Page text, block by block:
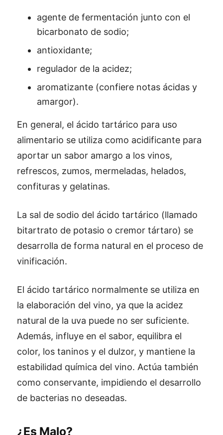
agente de fermentación junto con el
bicarbonato de sodio;
antioxidante;
regulador de la acidez;
aromatizante (confiere notas ácidas y
amargor).
En general, el ácido tartárico para uso
alimentario se utiliza como acidificante para
aportar un sabor amargo a los vinos,
refrescos, zumos, mermeladas, helados,
confituras y gelatinas.
La sal de sodio del ácido tartárico (llamado
bitartrato de potasio o cremor tártaro) se
desarrolla de forma natural en el proceso de
vinificación.
El ácido tartárico normalmente se utiliza en
la elaboración del vino, ya que la acidez
natural de la uva puede no ser suficiente.
Además, influye en el sabor, equilibra el
color, los taninos y el dulzor, y mantiene la
estabilidad química del vino. Actúa también
como conservante, impidiendo el desarrollo
de bacterias no deseadas.
¿Es Malo?